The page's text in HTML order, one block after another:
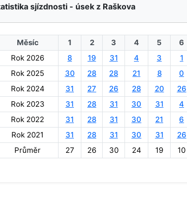
sjízdnosti - úsek z Raškova
Měsíc 1 2 3 4 5 6
Rok 2026
8 19 31 4 3 1
Rok 2025
30 28 28 21 8 0
Rok 2024
31 27 26 28 20 26
Rok 2023
31 28 31 30 31 4
Rok 2022
31 28 31 30 21 6
Rok 2021
31 28 31 30 31 26
Průměr
27 26 30 24 19 10